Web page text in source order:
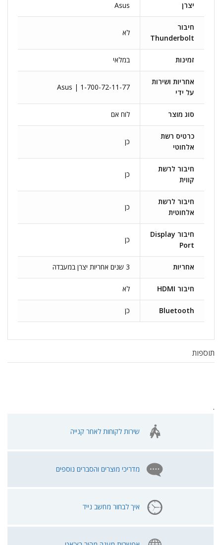
יצרן Asus
חיבור
Thunderbolt
לא
זמינות במלאי
אחריות ושירות
על ידי
Asus | 1-700-72-11-77
סוג מוצר לוח אם
כרטיס רשת
אלחוטי
כן
חיבור לרשת
קווית
כן
חיבור לרשת
אלחוטית
כן
חיבור Display
Port
כן
אחריות 3 שנים אחריות יצרן במעבדה
חיבור HDMI לא
Bluetooth כן
תוספות
.
שירות לקוחות לאחר קנייה
מדריכי מוצרים והסברים נוספים
איך לבחור מחשב נייד